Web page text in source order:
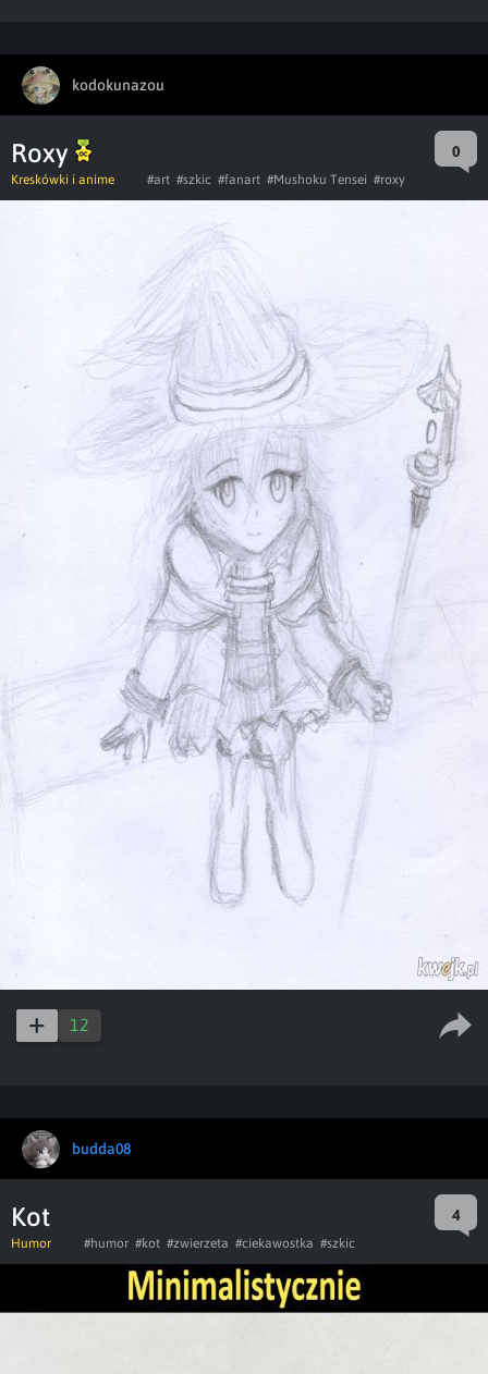
kodokunazou
Roxy 0
Kreskówki i anime #art #szkic #fanart #Mushoku Tensei #roxy
12
budda08
Kot 4
Humor #humor #kot #zwierzeta #ciekawostka #szkic